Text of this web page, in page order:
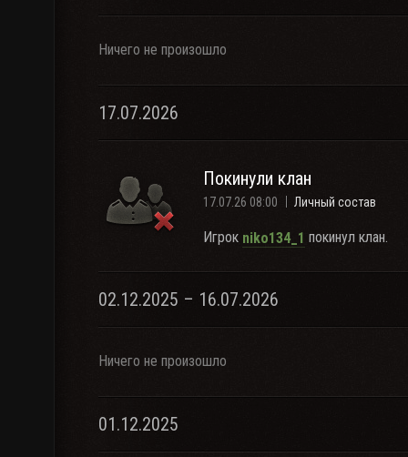
Ничего не произошло
17.07.2026
Покинули клан
17.07.26 08:00 Личный состав
Игрок niko134_1 покинул клан.
02.12.2025 – 16.07.2026
Ничего не произошло
01.12.2025